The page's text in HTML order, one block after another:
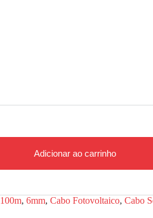
Adicionar ao carrinho
100m,6mm,Cabo Fotovoltaico,Cabo